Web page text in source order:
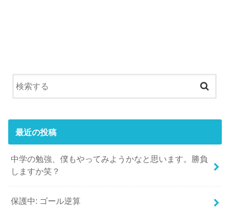
最近の投稿
中学の勉強、僕もやってみようかなと思います。勝負
しますか笑？
保護中: ゴール逆算